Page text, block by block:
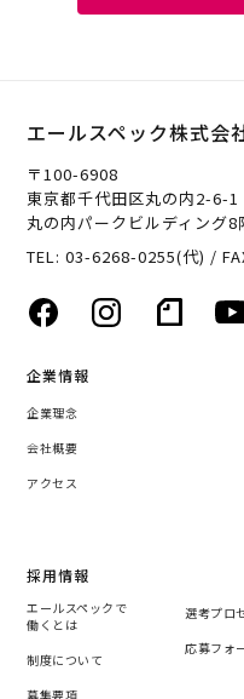
エールスペック株式会
〒100-6908
東京都千代田区丸の内2-6-1
丸の内パークビルディング8
TEL: 03-6268-0255(代) /
企業情報
企業理念
会社概要
アクセス
採用情報
エールスペックで
働くとは
制度について
募集要項
選考プロ
応募フォ